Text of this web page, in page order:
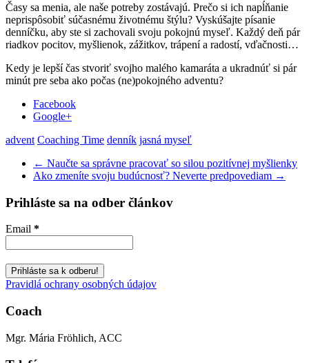
Časy sa menia, ale naše potreby zostávajú. Prečo si ich napĺňanie
neprispôsobiť súčasnému životnému štýlu? Vyskúšajte písanie
denníčku, aby ste si zachovali svoju pokojnú myseľ. Každý deň pár
riadkov pocitov, myšlienok, zážitkov, trápení a radostí, vďačnosti…
Kedy je lepší čas stvoriť svojho malého kamaráta a ukradnúť si pár
minút pre seba ako počas (ne)pokojného adventu?
Facebook
Google+
advent Coaching Time denník jasná myseľ
← Naučte sa správne pracovať so silou pozitívnej myšlienky
Ako zmeníte svoju budúcnosť? Neverte predpovediam →
Prihláste sa na odber článkov
Email *
Pravidlá ochrany osobných údajov
Coach
Mgr. Mária Fröhlich, ACC